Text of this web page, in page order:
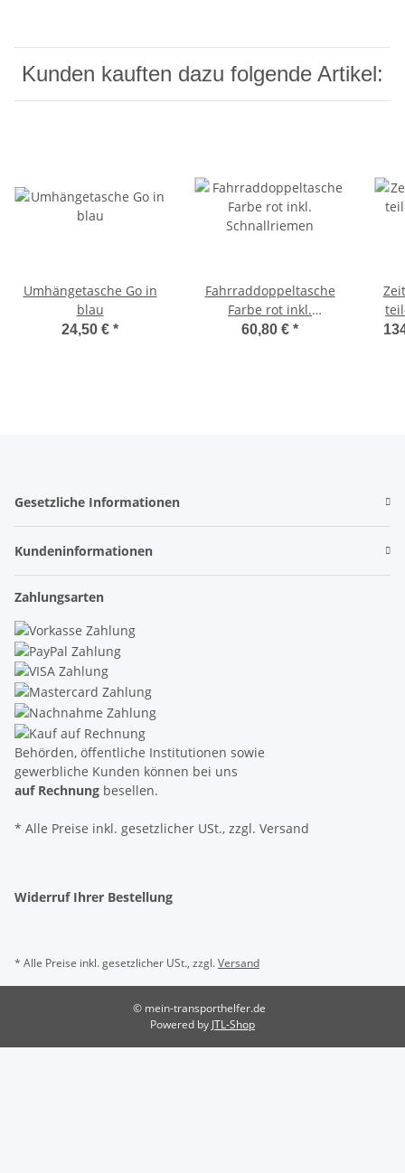
Kunden kauften dazu folgende Artikel:
Umhängetasche Go in
blau
24,50 € *
Fahrraddoppeltasche
Farbe rot inkl.
Schnallriemen
60,80 € *
Gesetzliche Informationen
Kundeninformationen
Zahlungsarten
Behörden, öffentliche Institutionen sowie
gewerbliche Kunden können bei uns
auf Rechnung besellen.
* Alle Preise inkl. gesetzlicher USt., zzgl. Versand
Widerruf Ihrer Bestellung
* Alle Preise inkl. gesetzlicher USt., zzgl.Versand
© mein-transporthelfer.de
Powered by JTL-Shop